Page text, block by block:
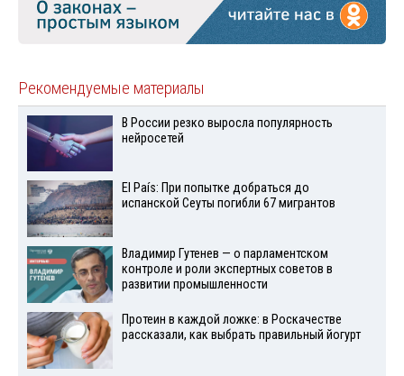
Рекомендуемые материалы
В России резко выросла популярность
нейросетей
El País: При попытке добраться до
испанской Сеуты погибли 67 мигрантов
Владимир Гутенев — о парламентском
контроле и роли экспертных советов в
развитии промышленности
Протеин в каждой ложке: в Роскачестве
рассказали, как выбрать правильный йогурт